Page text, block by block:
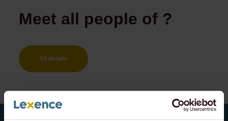
Meet all people of ?
All people